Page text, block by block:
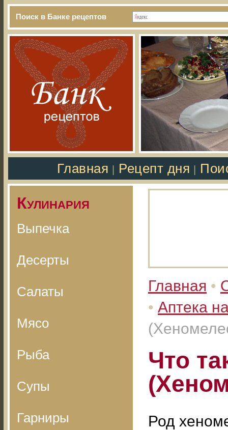
Поиск в Банке рецептов
Главная Рецепт дня
Кулинария
Выпечка
Десерты
Салаты
Мясо
Рыба
Супы
Гарниры
Главная •
• Аптека
Что
Род